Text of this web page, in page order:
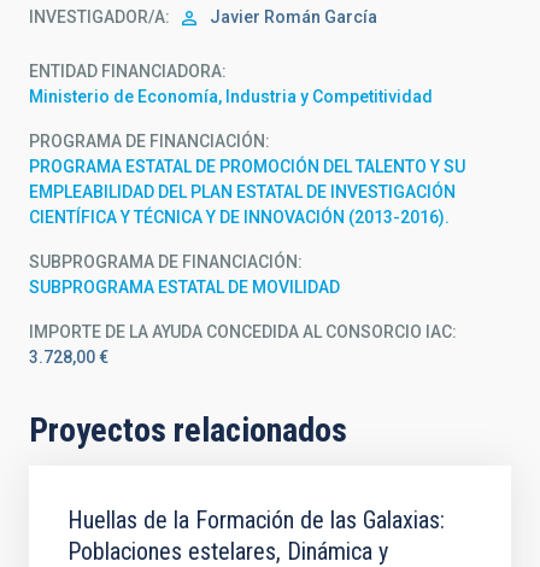
INVESTIGADOR/A Javier Román García
ENTIDAD FINANCIADORA
Ministerio de Economía, Industria y Competitividad
PROGRAMA DE FINANCIACIÓN
PROGRAMA ESTATAL DE PROMOCIÓN DEL TALENTO Y SU
EMPLEABILIDAD DEL PLAN ESTATAL DE INVESTIGACIÓN
CIENTÍFICA Y TÉCNICA Y DE INNOVACIÓN (2013-2016).
SUBPROGRAMA DE FINANCIACIÓN
SUBPROGRAMA ESTATAL DE MOVILIDAD
IMPORTE DE LA AYUDA CONCEDIDA AL CONSORCIO IAC
3.728,00 €
Proyectos relacionados
Huellas de la Formación de las Galaxias:
Poblaciones estelares, Dinámica y